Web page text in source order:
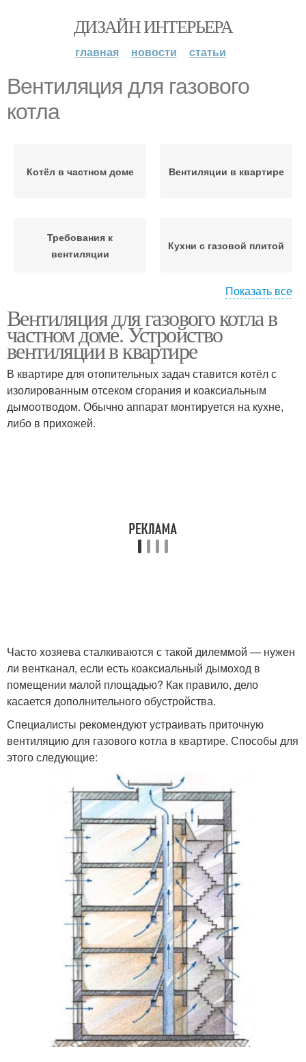
ДИЗАЙН ИНТЕРЬЕРА
главная новости статьи
Вентиляция для газового
котла
Котёл в частном доме Вентиляции в квартире
Требования к
вентиляции
Кухни с газовой плитой
вентиляция
Газовый котёл
Вентиляции для
газового котла
Вентиляции в
котельной
Показать все
Вентиляция для газового котла в
частном доме. Устройство
вентиляции в квартире
В квартире для отопительных задач ставится котёл с
изолированным отсеком сгорания и коаксиальным
дымоотводом. Обычно аппарат монтируется на кухне,
либо в прихожей.
Часто хозяева сталкиваются с такой дилеммой — нужен
ли вентканал, если есть коаксиальный дымоход в
помещении малой площадью? Как правило, дело
касается дополнительного обустройства.
Специалисты рекомендуют устраивать приточную
вентиляцию для газового котла в квартире. Способы для
этого следующие: